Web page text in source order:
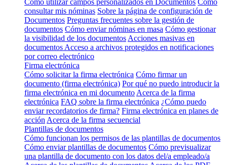
consultar mis nóminas Sobre la página de configuración de
Documentos Preguntas frecuentes sobre la gestión de
documentos Cómo enviar nóminas en masa Cómo gestionar
la visibilidad de los documentos Acciones masivas en
documentos Acceso a archivos protegidos en notificaciones
por correo electrónico
Firma electrónica
Cómo solicitar la firma electrónica Cómo firmar un
documento (firma electrónica) Por qué no puedo introducir la
firma electrónica en mi documento Acerca de la firma
electrónica FAQ sobre la firma electrónica ¿Cómo puedo
enviar recordatorios de firma? Firma electrónica en planes de
acción Acerca de la firma secuencial
Plantillas de documentos
Cómo funcionan los permisos de las plantillas de documentos
Cómo enviar plantillas de documentos Cómo previsualizar
una plantilla de documento con los datos del/a empleado/a